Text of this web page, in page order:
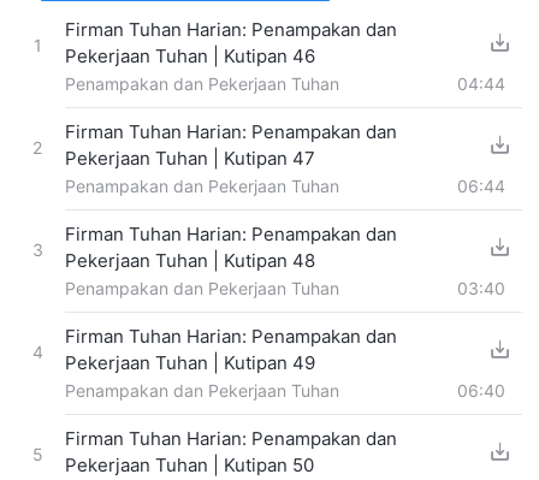
1
Firman Tuhan Harian: Penampakan dan
Pekerjaan Tuhan | Kutipan 46
Penampakan dan Pekerjaan Tuhan 04:44
2
Firman Tuhan Harian: Penampakan dan
Pekerjaan Tuhan | Kutipan 47
Penampakan dan Pekerjaan Tuhan 06:44
3
Firman Tuhan Harian: Penampakan dan
Pekerjaan Tuhan | Kutipan 48
Penampakan dan Pekerjaan Tuhan 03:40
4
Firman Tuhan Harian: Penampakan dan
Pekerjaan Tuhan | Kutipan 49
Penampakan dan Pekerjaan Tuhan 06:40
5
Firman Tuhan Harian: Penampakan dan
Pekerjaan Tuhan | Kutipan 50